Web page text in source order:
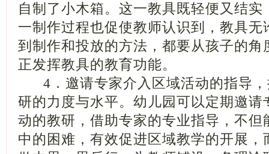
自制了小木箱。这一教具既轻便又结
一制作过程也促使教师认识到，教具无
到制作和投放的方法，都要从孩子的角
正发挥教具的教育功能。
4．邀请专家介入区域活动的指导，
研的力度与水平。幼儿园可以定期邀请
动的教研，借助专家的专业指导，不但
中的困难，有效促进区域教学的开展，